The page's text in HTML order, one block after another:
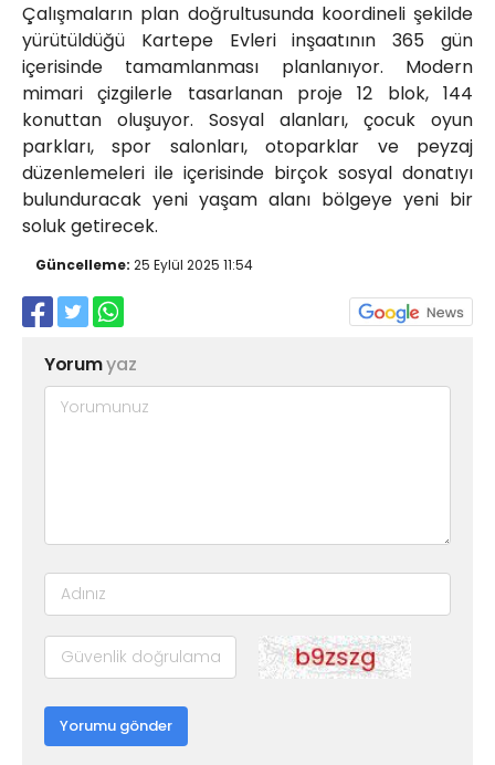
Çalışmaların plan doğrultusunda koordineli şekilde
yürütüldüğü Kartepe Evleri inşaatının 365 gün
içerisinde tamamlanması planlanıyor. Modern
mimari çizgilerle tasarlanan proje 12 blok, 144
konuttan oluşuyor. Sosyal alanları, çocuk oyun
parkları, spor salonları, otoparklar ve peyzaj
düzenlemeleri ile içerisinde birçok sosyal donatıyı
bulunduracak yeni yaşam alanı bölgeye yeni bir
soluk getirecek.
Güncelleme: 25 Eylül 2025 11:54
Yorumyaz
Yorumu gönder